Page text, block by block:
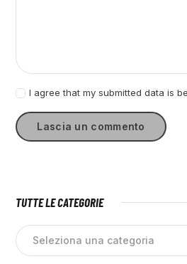
I agree that my submitted data is
TUTTE LE CATEGORIE